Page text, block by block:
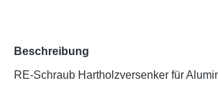
Beschreibung
RE-Schraub Hartholzversenker für